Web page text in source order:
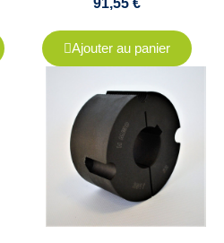
91,55 €
Ajouter au panier